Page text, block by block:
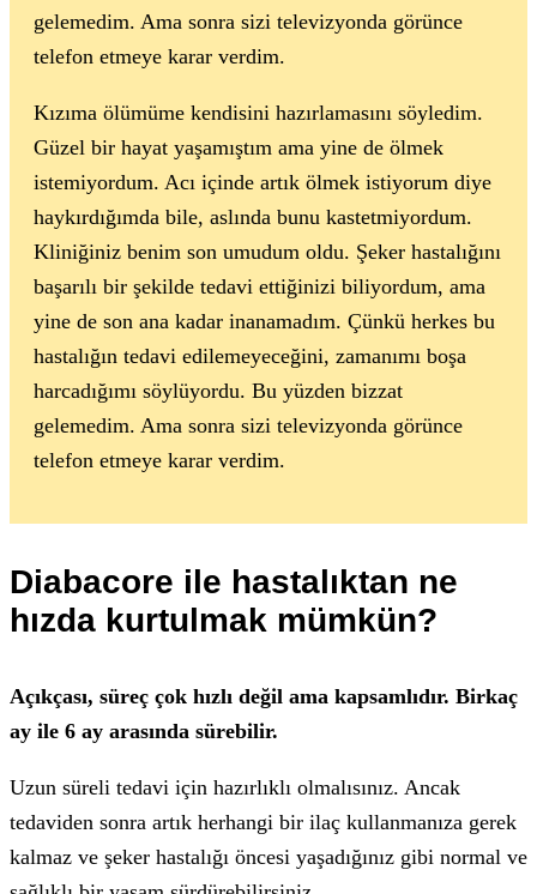
gelemedim. Ama sonra sizi televizyonda görünce
telefon etmeye karar verdim.
Kızıma ölümüme kendisini hazırlamasını söyledim.
Güzel bir hayat yaşamıştım ama yine de ölmek
istemiyordum. Acı içinde artık ölmek istiyorum diye
haykırdığımda bile, aslında bunu kastetmiyordum.
Kliniğiniz benim son umudum oldu. Şeker hastalığını
başarılı bir şekilde tedavi ettiğinizi biliyordum, ama
yine de son ana kadar inanamadım. Çünkü herkes bu
hastalığın tedavi edilemeyeceğini, zamanımı boşa
harcadığımı söylüyordu. Bu yüzden bizzat
gelemedim. Ama sonra sizi televizyonda görünce
telefon etmeye karar verdim.
Diabacore ile hastalıktan ne
hızda kurtulmak mümkün?
Açıkçası, süreç çok hızlı değil ama kapsamlıdır. Birkaç
ay ile 6 ay arasında sürebilir.
Uzun süreli tedavi için hazırlıklı olmalısınız. Ancak
tedaviden sonra artık herhangi bir ilaç kullanmanıza gerek
kalmaz ve şeker hastalığı öncesi yaşadığınız gibi normal ve